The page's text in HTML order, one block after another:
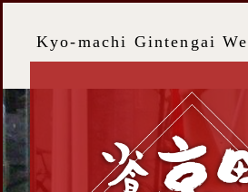
Kyo-machi Gintengai